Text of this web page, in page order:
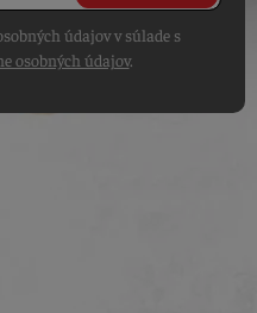
údajov v súlade s
osobných údajov.